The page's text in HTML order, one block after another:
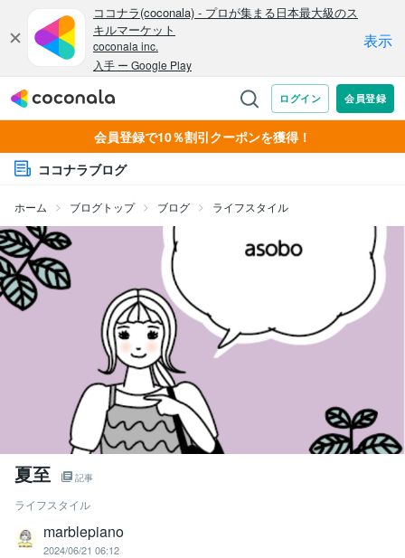
会員登録で10％割引クーポンを獲得！
ココナラブログ
ホーム ブログトップ ブログ ライフスタイル
夏至 記事
ライフスタイル
marblepiano
2024/06/21 06:12